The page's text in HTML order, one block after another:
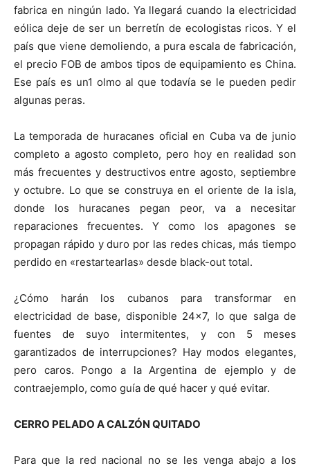
fabrica en ningún lado. Ya llegará cuando la electricidad
eólica deje de ser un berretín de ecologistas ricos. Y el
país que viene demoliendo, a pura escala de fabricación,
el precio FOB de ambos tipos de equipamiento es China.
Ese país es un1 olmo al que todavía se le pueden pedir
algunas peras.
La temporada de huracanes oficial en Cuba va de junio
completo a agosto completo, pero hoy en realidad son
más frecuentes y destructivos entre agosto, septiembre
y octubre. Lo que se construya en el oriente de la isla,
donde los huracanes pegan peor, va a necesitar
reparaciones frecuentes. Y como los apagones se
propagan rápido y duro por las redes chicas, más tiempo
perdido en «restartearlas» desde black-out total.
¿Cómo harán los cubanos para transformar en
electricidad de base, disponible 24×7, lo que salga de
fuentes de suyo intermitentes, y con 5 meses
garantizados de interrupciones? Hay modos elegantes,
pero caros. Pongo a la Argentina de ejemplo y de
contraejemplo, como guía de qué hacer y qué evitar.
CERRO PELADO A CALZÓN QUITADO
Para que la red nacional no se les venga abajo a los